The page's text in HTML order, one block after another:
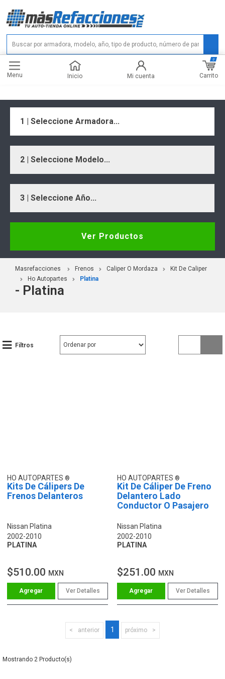
Menu Inicio Mi cuenta Carrito
0
1 | Seleccione Armadora...
2 | Seleccione Modelo...
3 | Seleccione Año...
Ver Productos
Masrefacciones Frenos Caliper O Mordaza
Kit De Caliper
Ho Autopartes
Platina
- Platina
Filtros
HO AUTOPARTES
Kits De Cálipers De
Frenos Delanteros
Nissan Platina
2002-2010
PLATINA
$510.00 MXN
Ver Detalles
HO AUTOPARTES
Kit De Cáliper De Freno
Delantero Lado
Conductor O Pasajero
Nissan Platina
2002-2010
PLATINA
$251.00 MXN
Ver Detalles
anterior 1 próximo
2